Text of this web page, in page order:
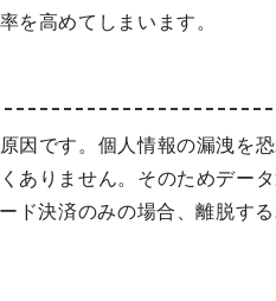
を高めてしまいます。
因です。個人情報の漏洩を恐
ありません。そのためデー
ド決済のみの場合、離脱す